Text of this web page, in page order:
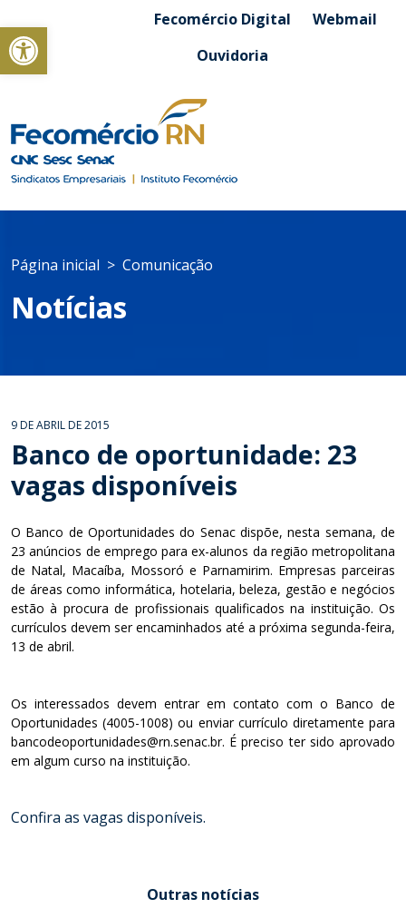
Abrir a barra de ferramentasFecomércio Digital
Webmail
Ouvidoria
Página inicial Comunicação
Notícias
9 DE ABRIL DE 2015
Banco de oportunidade: 23
vagas disponíveis
O Banco de Oportunidades do Senac dispõe, nesta semana, de
23 anúncios de emprego para ex-alunos da região metropolitana
de Natal, Macaíba, Mossoró e Parnamirim. Empresas parceiras
de áreas como informática, hotelaria, beleza, gestão e negócios
estão à procura de profissionais qualificados na instituição. Os
currículos devem ser encaminhados até a próxima segunda-feira,
13 de abril.
Os interessados devem entrar em contato com o Banco de
Oportunidades (4005-1008) ou enviar currículo diretamente para
bancodeoportunidades@rn.senac.br. É preciso ter sido aprovado
em algum curso na instituição.
Confira as vagas disponíveis.
Outras notícias